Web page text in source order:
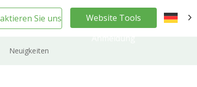
Sie uns
Website Tools
Neuigkeiten